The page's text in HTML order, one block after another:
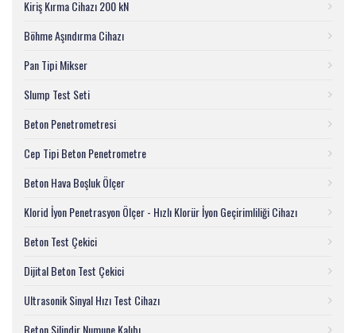
Kiriş Kırma Cihazı 200 kN
Böhme Aşındırma Cihazı
Pan Tipi Mikser
Slump Test Seti
Beton Penetrometresi
Cep Tipi Beton Penetrometre
Beton Hava Boşluk Ölçer
Klorid İyon Penetrasyon Ölçer - Hızlı Klorür İyon Geçirimliliği Cihazı
Beton Test Çekici
Dijital Beton Test Çekici
Ultrasonik Sinyal Hızı Test Cihazı
Beton Silindir Numune Kalıbı